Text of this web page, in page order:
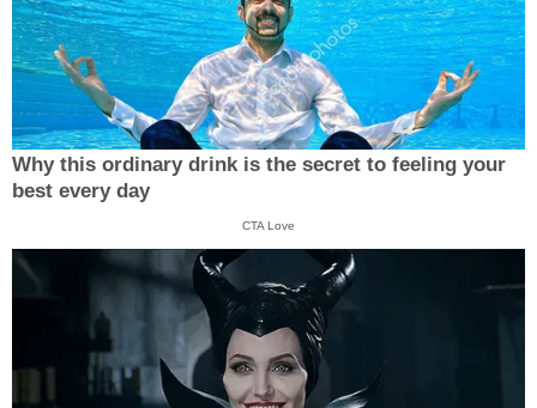
Why this ordinary drink is the secret to feeling your
best every day
CTA Love